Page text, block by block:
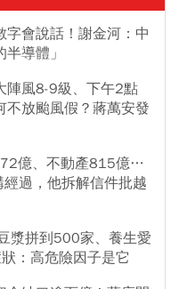
會說話！謝金河：中
導體」
陣風8-9級、下午2點
放颱風假？蔣萬安發
億、不動產815億…
過，他拆解信件批越
漿拼到500家、養生愛
：高危險因子是它